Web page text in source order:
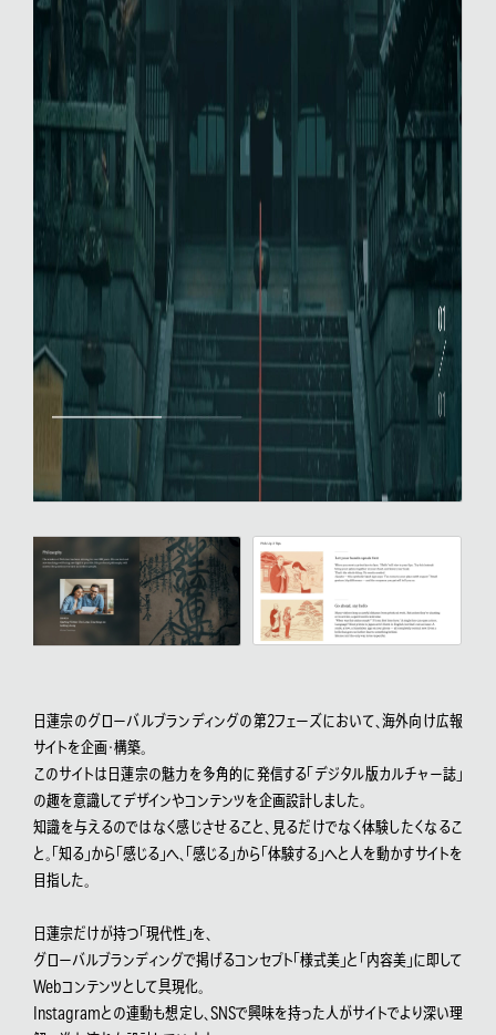
日蓮宗のグローバルブランディングの第2フェーズにおいて、海外向け広報
サイトを企画・構築。
このサイトは日蓮宗の魅力を多角的に発信する「デジタル版カルチャー誌」
の趣を意識してデザインやコンテンツを企画設計しました。
知識を与えるのではなく感じさせること、見るだけでなく体験したくなるこ
と。「知る」から「感じる」へ、「感じる」から「体験する」へと人を動かすサイトを
目指した。
日蓮宗だけが持つ「現代性」を、
グローバルブランディングで掲げるコンセプト「様式美」と「内容美」に即して
Webコンテンツとして具現化。
Instagramとの連動も想定し、SNSで興味を持った人がサイトでより深い理